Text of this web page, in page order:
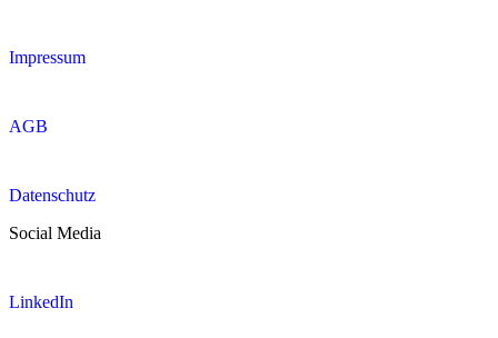
Impressum
AGB
Datenschutz
Social Media
LinkedIn